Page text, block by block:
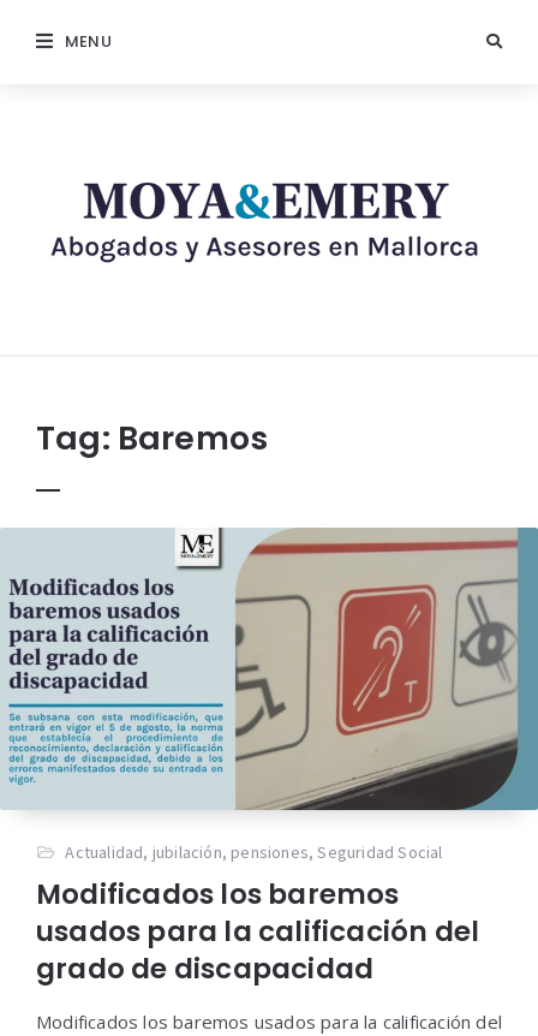
MENU
Tag: Baremos
Actualidad, jubilación, pensiones,Seguridad Social
Modificados los baremos
usados para la calificación del
grado de discapacidad
Modificados los baremos usados para la calificación del